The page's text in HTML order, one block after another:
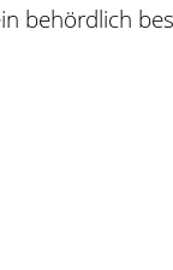
behördlich